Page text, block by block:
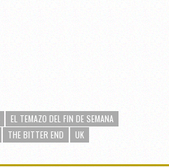
EL TEMAZO DEL FIN DE SEMANA
THE BITTER END UK